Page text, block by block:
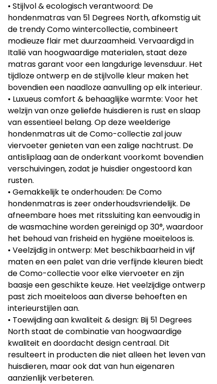
• Stijlvol & ecologisch verantwoord: De
hondenmatras van 51 Degrees North, afkomstig uit
de trendy Como wintercollectie, combineert
modieuze flair met duurzaamheid. Vervaardigd in
Italië van hoogwaardige materialen, staat deze
matras garant voor een langdurige levensduur. Het
tijdloze ontwerp en de stijlvolle kleur maken het
bovendien een naadloze aanvulling op elk interieur.
• Luxueus comfort & behaaglijke warmte: Voor het
welzijn van onze geliefde huisdieren is rust en slaap
van essentieel belang. Op deze weelderige
hondenmatras uit de Como-collectie zal jouw
viervoeter genieten van een zalige nachtrust. De
antisliplaag aan de onderkant voorkomt bovendien
verschuivingen, zodat je huisdier ongestoord kan
rusten.
• Gemakkelijk te onderhouden: De Como
hondenmatras is zeer onderhoudsvriendelijk. De
afneembare hoes met ritssluiting kan eenvoudig in
de wasmachine worden gereinigd op 30°, waardoor
het behoud van frisheid en hygiëne moeiteloos is.
• Veelzijdig in ontwerp: Met beschikbaarheid in vijf
maten en een palet van drie verfijnde kleuren biedt
de Como-collectie voor elke viervoeter en zijn
baasje een geschikte keuze. Het veelzijdige ontwerp
past zich moeiteloos aan diverse behoeften en
interieurstijlen aan.
• Toewijding aan kwaliteit & design: Bij 51 Degrees
North staat de combinatie van hoogwaardige
kwaliteit en doordacht design centraal. Dit
resulteert in producten die niet alleen het leven van
huisdieren, maar ook dat van hun eigenaren
aanzienlijk verbeteren.